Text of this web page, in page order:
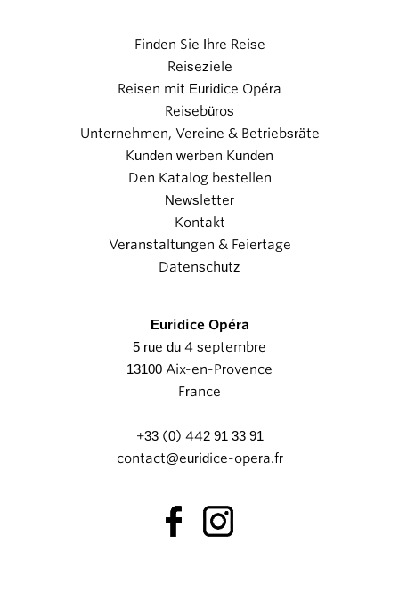
Finden Sie Ihre Reise
Reiseziele
Reisen mit Euridice Opéra
Reisebüros
Unternehmen, Vereine & Betriebsräte
Kunden werben Kunden
Den Katalog bestellen
Newsletter
Kontakt
Veranstaltungen & Feiertage
Datenschutz
Euridice Opéra
5 rue du 4 septembre
13100 Aix-en-Provence
France
+33 (0) 442 91 33 91
contact@euridice-opera.fr